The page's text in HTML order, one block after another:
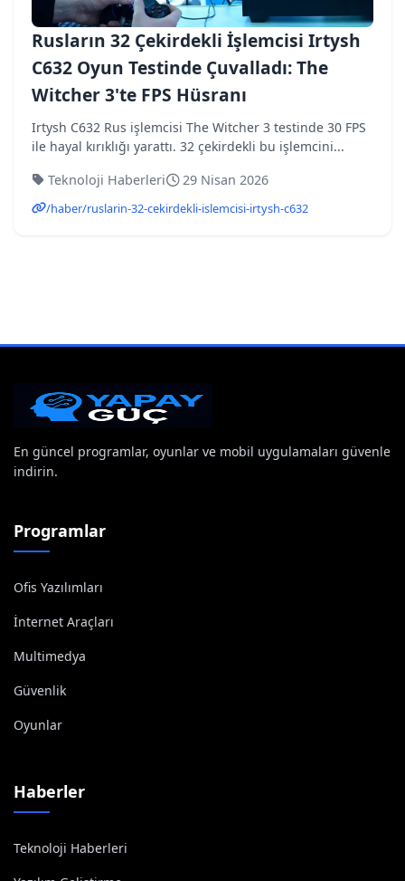
Rusların 32 Çekirdekli İşlemcisi Irtysh
C632 Oyun Testinde Çuvalladı: The
Witcher 3'te FPS Hüsranı
Irtysh C632 Rus işlemcisi The Witcher 3 testinde 30 FPS
ile hayal kırıklığı yarattı. 32 çekirdekli bu işlemcini...
Teknoloji Haberleri
29 Nisan 2026
/haber/ruslarin-32-cekirdekli-islemcisi-irtysh-c632
En güncel programlar, oyunlar ve mobil uygulamaları güvenle
indirin.
Programlar
Ofis Yazılımları
İnternet Araçları
Multimedya
Güvenlik
Oyunlar
Haberler
Teknoloji Haberleri